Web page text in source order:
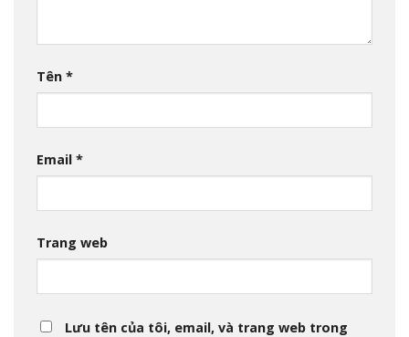
Tên *
Email *
Trang web
Lưu tên của tôi, email, và trang web trong